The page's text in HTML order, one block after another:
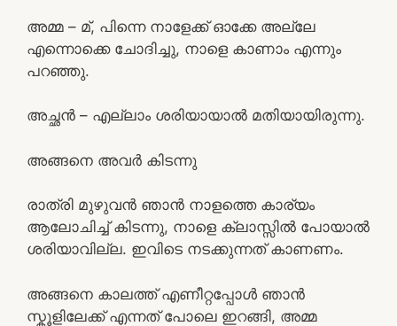
അമ്മ – മ്, പിന്നെ നാളേക്ക് ഓക്കേ അല്ലേ
എന്നൊക്കെ ചോദിച്ചു, നാളെ കാണാം എന്നും
പറഞ്ഞു.
അച്ഛൻ – എല്ലാം ശരിയായാൽ മതിയായിരുന്നു.
അങ്ങനെ അവർ കിടന്നു
രാത്രി മുഴുവൻ ഞാൻ നാളത്തെ കാര്യം
ആലോചിച്ച് കിടന്നു, നാളെ ക്ലാസ്സിൽ പോയാൽ
ശരിയാവില്ല. ഇവിടെ നടക്കുന്നത് കാണണം.
അങ്ങനെ കാലത്ത് എണീറ്റപ്പോൾ ഞാൻ
സ്കൂളിലേക്ക് എന്നത് പോലെ ഇറങ്ങി, അമ്മ